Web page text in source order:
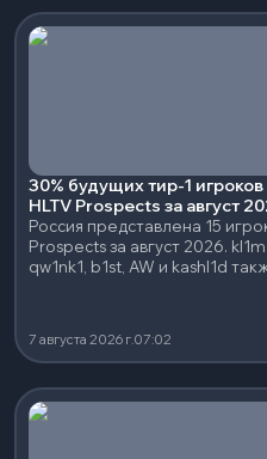
30% будущих тир-1
HLTV Prospects за август
Россия представлена 15
Prospects за август 2026.
qw1nk1, b1st, AW и kashl1d
7 августа 2026 г.07:02